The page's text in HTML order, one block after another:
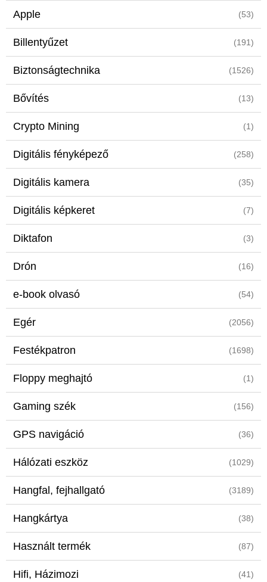
Apple (53)
Billentyűzet (191)
Biztonságtechnika (1526)
Bővítés (13)
Crypto Mining (1)
Digitális fényképező (258)
Digitális kamera (35)
Digitális képkeret (7)
Diktafon (3)
Drón (16)
e-book olvasó (54)
Egér (2056)
Festékpatron (1698)
Floppy meghajtó (1)
Gaming szék (156)
GPS navigáció (36)
Hálózati eszköz (1029)
Hangfal, fejhallgató (3189)
Hangkártya (38)
Használt termék (87)
Hifi, Házimozi (41)